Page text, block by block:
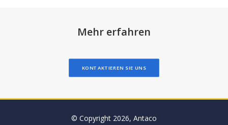
Mehr erfahren
KONTAKTIEREN SIE UNS
© Copyright 2026, Antaco